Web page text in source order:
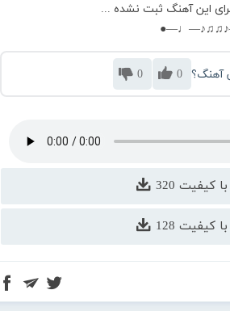
این آهنگ ثبت نشده ...
آهنگ؟ 0
0
کیفیت 320
کیفیت 128